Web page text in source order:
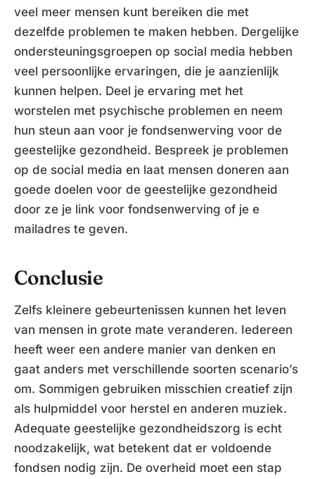
veel meer mensen kunt bereiken die met
dezelfde problemen te maken hebben. Dergelijke
ondersteuningsgroepen op social media hebben
veel persoonlijke ervaringen, die je aanzienlijk
kunnen helpen. Deel je ervaring met het
worstelen met psychische problemen en neem
hun steun aan voor je fondsenwerving voor de
geestelijke gezondheid. Bespreek je problemen
op de social media en laat mensen doneren aan
goede doelen voor de geestelijke gezondheid
door ze je link voor fondsenwerving of je e
mailadres te geven.
Conclusie
Zelfs kleinere gebeurtenissen kunnen het leven
van mensen in grote mate veranderen. Iedereen
heeft weer een andere manier van denken en
gaat anders met verschillende soorten scenario’s
om. Sommigen gebruiken misschien creatief zijn
als hulpmiddel voor herstel en anderen muziek.
Adequate geestelijke gezondheidszorg is echt
noodzakelijk, wat betekent dat er voldoende
fondsen nodig zijn. De overheid moet een stap